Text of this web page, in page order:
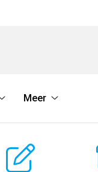
submenu
Meer
submenu